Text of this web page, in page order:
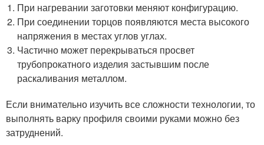
При нагревании заготовки меняют конфигурацию.
При соединении торцов появляются места высокого
напряжения в местах углов углах.
Частично может перекрываться просвет
трубопрокатного изделия застывшим после
раскаливания металлом.
Если внимательно изучить все сложности технологии, то
выполнять варку профиля своими руками можно без
затруднений.